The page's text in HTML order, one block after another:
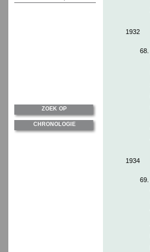
1932
68.
1934
69.
ZOEK OP
CHRONOLOGIE